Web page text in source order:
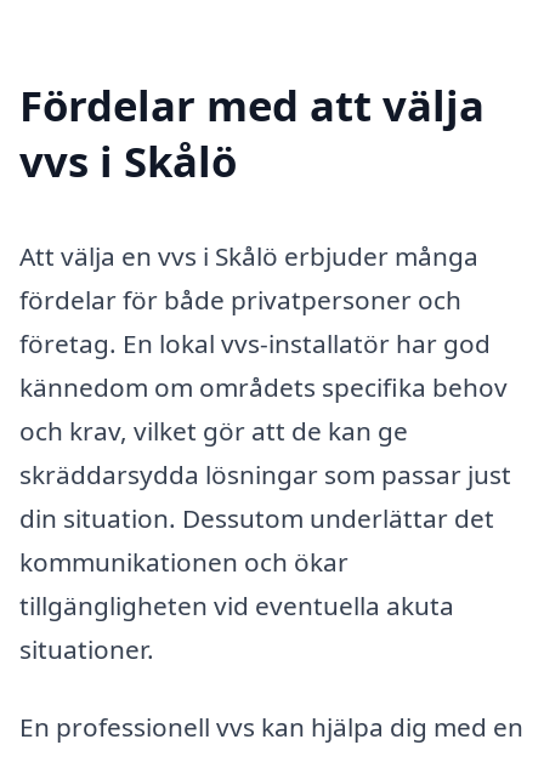
Fördelar med att välja
vvs i Skålö
Att välja en vvs i Skålö erbjuder många
fördelar för både privatpersoner och
företag. En lokal vvs-installatör har god
kännedom om områdets specifika behov
och krav, vilket gör att de kan ge
skräddarsydda lösningar som passar just
din situation. Dessutom underlättar det
kommunikationen och ökar
tillgängligheten vid eventuella akuta
situationer.
En professionell vvs kan hjälpa dig med en